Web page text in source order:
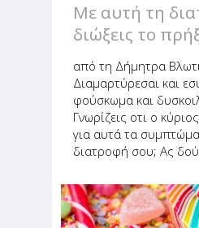
Με αυτή τη
διώξεις το
την κοιλιά σου
από τη Δήμητρα
Διαμαρτύρεσαι και
φούσκωμα και
Γνωρίζεις οτι ο
για αυτά τα
διατροφή σου; Ας
δυσάρεστη
ταλαιπωρεί πολλούς!
προβιοτικά στην